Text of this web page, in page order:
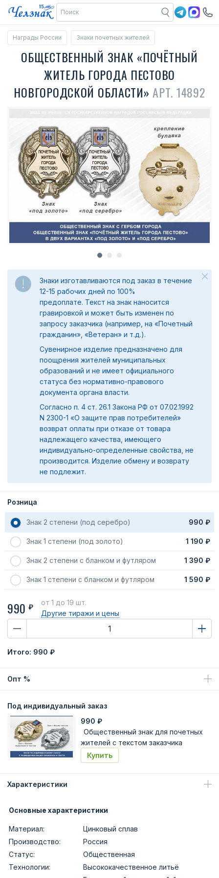
Награды России Знаки почетных жителей
ОБЩЕСТВЕННЫЙ ЗНАК «ПОЧЁТНЫЙ
ЖИТЕЛЬ ГОРОДА ПЕСТОВО
НОВГОРОДСКОЙ ОБЛАСТИ»АРТ. 14892
Знаки изготавливаются под заказ в течение
12-15 рабочих дней по 100%
предоплате. Текст на знак наносится
гравировкой и может быть изменен по
запросу заказчика (например, на «Почетный
гражданин», «Ветеран» и т.д.).
Сувенирное изделие предназначено для
поощрения жителей муниципальных
образований и не имеет официального
статуса без нормативно-правового
документа органа власти.
Согласно п. 4 ст. 26.1 Закона РФ от 07.02.1992
N 2300-1 «О защите прав потребителей»
возврат оплаты при отказе от товара
надлежащего качества, имеющего
индивидуально-определенные свойства, не
производится. Изделие обмену и возврату
не подлежит.
Розница
Знак 2 степени (под серебро) 990 ₽
Знак 1 степени (под золото) 1 190 ₽
Знак 2 степени с бланком и футляром 1 390 ₽
Знак 1 степени с бланком и футляром 1 590 ₽
990 ₽
от 1 до 19 шт.
Другие тиражии цены
Итого: 990 ₽
Опт %
Под индивидуальный заказ
990 ₽
Общественный знак для почетных
жителей с текстом заказчика
Купить
Характеристики
Основные характеристики
Материал:
Цинковый сплав
Производство:
Россия
Статус:
Общественная
Технологии:
Высококачественное литьё